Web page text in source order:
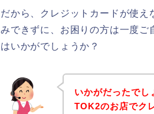
だから、クレジットカードが使
みできずに、お困りの方は一度ご
はいかがでしょうか？
いかがだったでし
TOK2のお店でク